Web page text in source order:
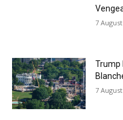
7
Trump
7